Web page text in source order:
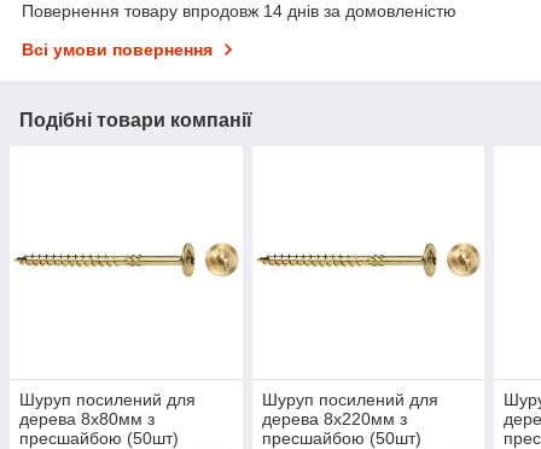
Повернення товару впродовж 14 днів за домовленістю
Всі умови повернення
Подібні товари компанії
Шуруп посилений для
дерева 8х80мм з
пресшайбою (50шт)
Шуруп посилений для
дерева 8х220мм з
пресшайбою (50шт)